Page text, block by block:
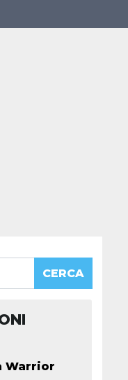
CERCA
Warrior